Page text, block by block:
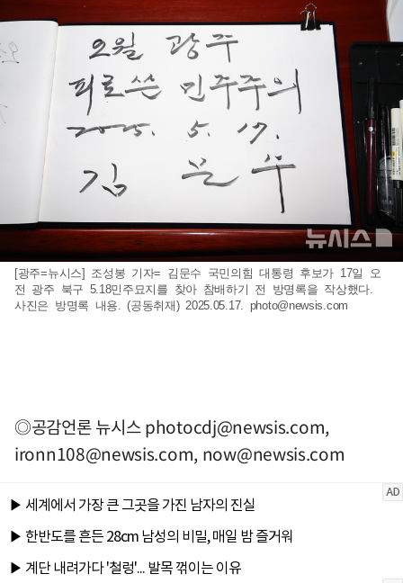
[광주=뉴시스] 조성봉 기자= 김문수 국민의힘 대통령 후보가 17일 오
전 광주 북구 5.18민주묘지를 찾아 참배하기 전 방명록을 작상했다.
사진은 방명록 내용. (공동취재) 2025.05.17. photo@newsis.com
◎공감언론 뉴시스photocdj@newsis.com,
ironn108@newsis.com, now@newsis.com